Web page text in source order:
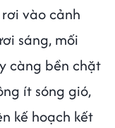
vào cảnh
sáng, mối
càng bền chặt
ít sóng gió,
kế hoạch kết